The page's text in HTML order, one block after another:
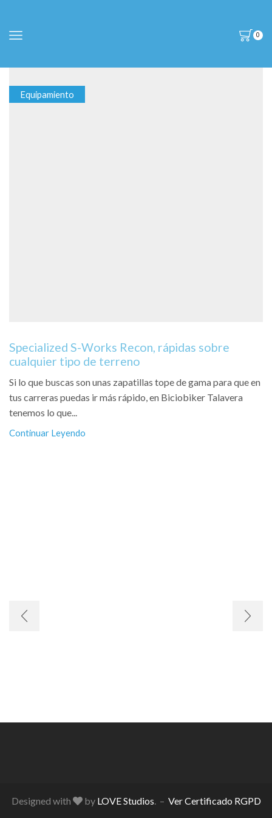
0
Equipamiento
Specialized S-Works Recon, rápidas sobre
cualquier tipo de terreno
Si lo que buscas son unas zapatillas tope de gama para que en
tus carreras puedas ir más rápido, en Biciobiker Talavera
tenemos lo que...
Continuar Leyendo
Designed with by LOVE Studios. – Ver Certificado RGPD